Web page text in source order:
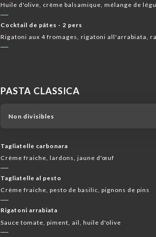
Huile d'olive, crème balsamique, mélange de
Cocktail de pâtes - 2 pers
Rigatoni aux 4 fromages, rigatoni all'arrabiata,
PASTA CLASSICA
Non divisibles
Tagliatelle carbonara
Crème fraiche, lardons, jaune d'œuf
Tagliatelle al pesto
Crème fraiche, pesto de basilic, pignons de pins
Rigatoni arrabiata
Sauce tomate, piment, ail, huile d'olive